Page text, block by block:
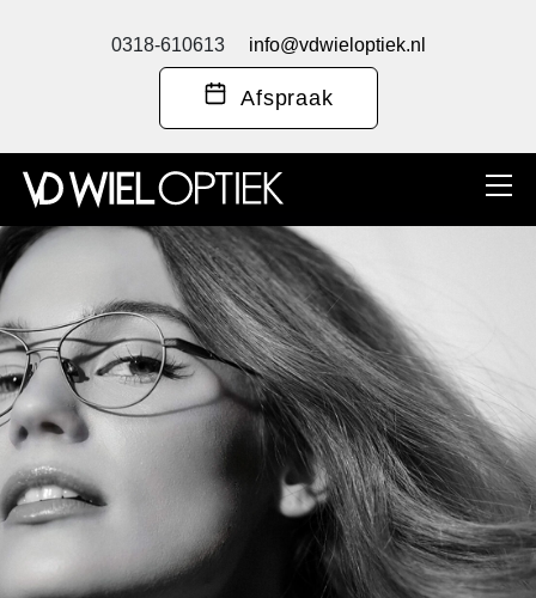
0318-610613 info@vdwieloptiek.nl
Afspraak